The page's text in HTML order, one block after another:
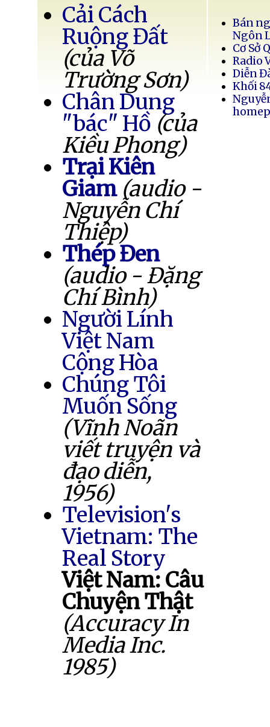
Cải Cách
Ruộng Đất
(của Võ
Trường Sơn)
Chân Dung
"bác" Hồ (của
Kiều Phong)
Trại Kiên
Giam (audio -
Nguyễn Chí
Thiệp)
Thép Đen
(audio - Đặng
Chí Bình)
Người Lính
Việt Nam
Cộng Hòa
Chúng Tôi
Muốn Sống
(Vĩnh Noãn
viết truyện và
đạo diễn,
1956)
Television's
Vietnam: The
Real Story
Việt Nam: Câu
Chuyện Thật
(Accuracy In
Media Inc.
1985)
Bán
Ngôn
Cơ Sở
Radio
Diễn
Khối